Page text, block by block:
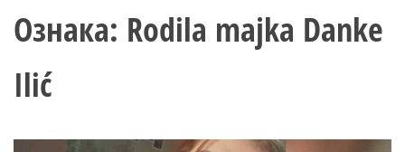
Ознака: Rodila majka Danke
Ilić